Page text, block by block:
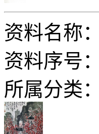
资料名称：
资料序号
所属分类：